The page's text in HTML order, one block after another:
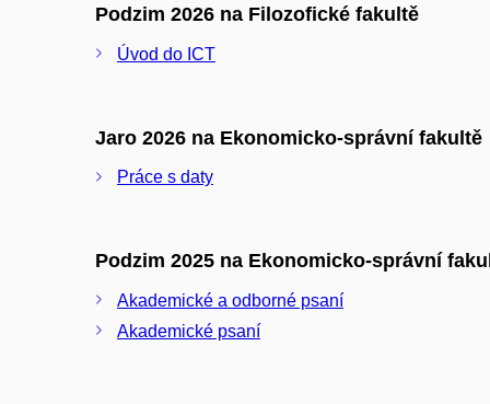
Podzim 2026 na Filozofické fakultě
Úvod do ICT
Jaro 2026 na Ekonomicko-správní fakultě
Práce s daty
Podzim 2025 na Ekonomicko-správní
Akademické a odborné psaní
Akademické psaní